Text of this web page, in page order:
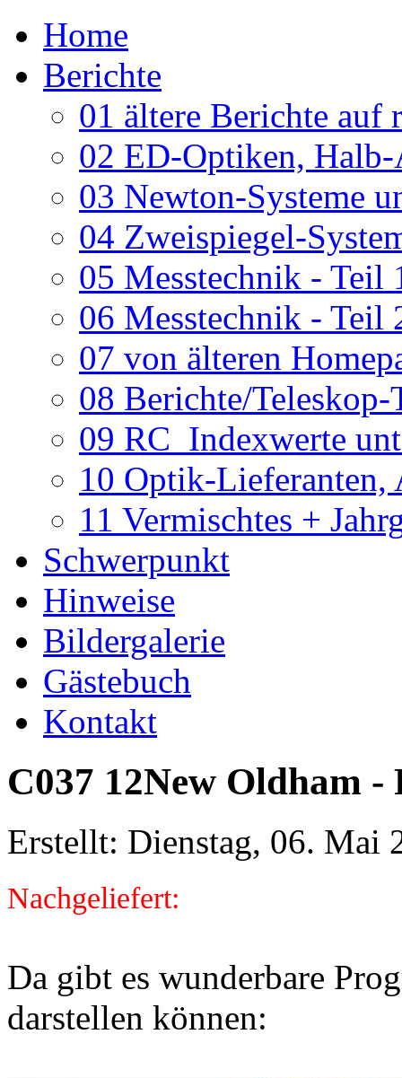
Home
Berichte
01 ältere Berichte auf
02 ED-Optiken, Halb-
03 Newton-Systeme
04 Zweispiegel-
05 Messtechnik - Teil
06 Messtechnik - Teil
07 von älteren
08 Berichte/
09 RC_Indexwerte
10 Optik-Lieferanten,
11 Vermischtes +
Schwerpunkt
Hinweise
Bildergalerie
Gästebuch
Kontakt
C037 12New Oldham -
Erstellt: Dienstag, 06. Mai
Nachgeliefert:
Da gibt es wunderbare
darstellen können: